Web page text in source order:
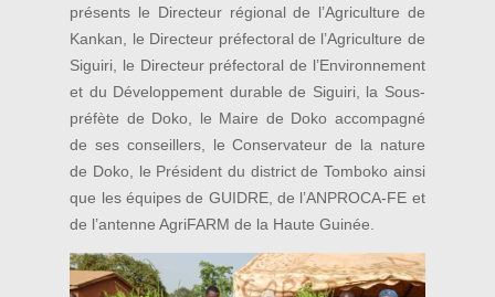
présents le Directeur régional de l’Agriculture de
Kankan, le Directeur préfectoral de l’Agriculture de
Siguiri, le Directeur préfectoral de l’Environnement
et du Développement durable de Siguiri, la Sous-
préfète de Doko, le Maire de Doko accompagné
de ses conseillers, le Conservateur de la nature
de Doko, le Président du district de Tomboko ainsi
que les équipes de GUIDRE, de l’ANPROCA-FE et
de l’antenne AgriFARM de la Haute Guinée.